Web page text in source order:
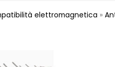
elettromagnetica »